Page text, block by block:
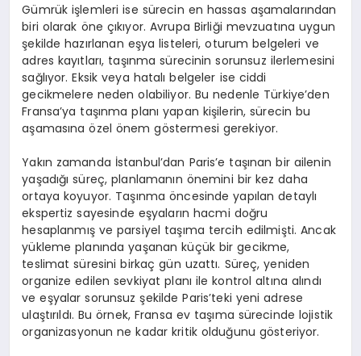
Gümrük işlemleri ise sürecin en hassas aşamalarından
biri olarak öne çıkıyor. Avrupa Birliği mevzuatına uygun
şekilde hazırlanan eşya listeleri, oturum belgeleri ve
adres kayıtları, taşınma sürecinin sorunsuz ilerlemesini
sağlıyor. Eksik veya hatalı belgeler ise ciddi
gecikmelere neden olabiliyor. Bu nedenle Türkiye’den
Fransa’ya taşınma planı yapan kişilerin, sürecin bu
aşamasına özel önem göstermesi gerekiyor.
Yakın zamanda İstanbul’dan Paris’e taşınan bir ailenin
yaşadığı süreç, planlamanın önemini bir kez daha
ortaya koyuyor. Taşınma öncesinde yapılan detaylı
ekspertiz sayesinde eşyaların hacmi doğru
hesaplanmış ve parsiyel taşıma tercih edilmişti. Ancak
yükleme planında yaşanan küçük bir gecikme,
teslimat süresini birkaç gün uzattı. Süreç, yeniden
organize edilen sevkiyat planı ile kontrol altına alındı
ve eşyalar sorunsuz şekilde Paris’teki yeni adrese
ulaştırıldı. Bu örnek, Fransa ev taşıma sürecinde lojistik
organizasyonun ne kadar kritik olduğunu gösteriyor.